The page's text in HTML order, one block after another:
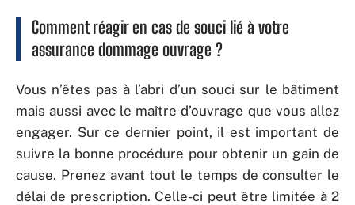
Comment réagir en cas de souci lié à votre
assurance dommage ouvrage ?
Vous n’êtes pas à l’abri d’un souci sur le bâtiment
mais aussi avec le maître d’ouvrage que vous allez
engager. Sur ce dernier point, il est important de
suivre la bonne procédure pour obtenir un gain de
cause. Prenez avant tout le temps de consulter le
délai de prescription. Celle-ci peut être limitée à 2